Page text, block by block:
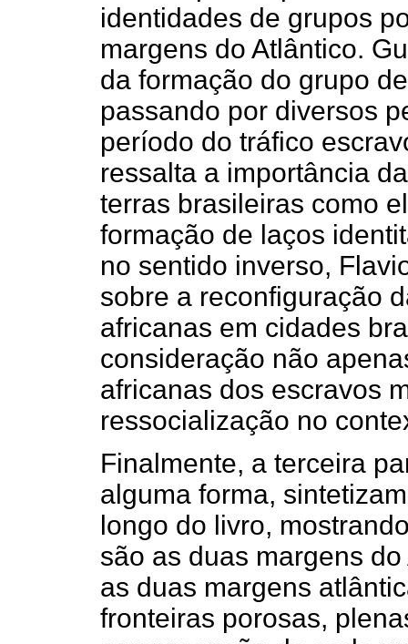
identidades de grupos
margens do Atlântico.
da formação do grupo
passando por diversos
período do tráfico
ressalta a importância
terras brasileiras como
formação de laços
no sentido inverso,
sobre a reconfiguração
africanas em cidades
consideração não
africanas dos escravos
ressocialização no
Finalmente, a terceira
alguma forma,
longo do livro,
são as duas margens
as duas margens
fronteiras porosas,